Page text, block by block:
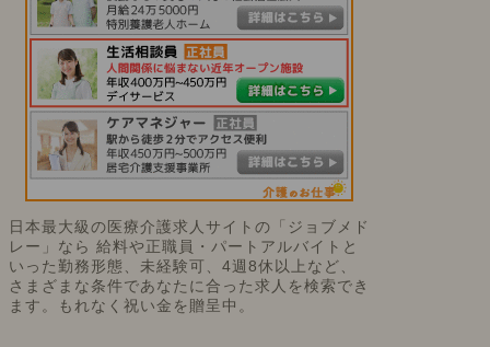
日本最大級の医療介護求人サイトの「ジョブメド
レー」なら 給料や正職員・パートアルバイトと
いった勤務形態、未経験可、4週8休以上など、
さまざまな条件であなたに合った求人を検索でき
ます。もれなく祝い金を贈呈中。